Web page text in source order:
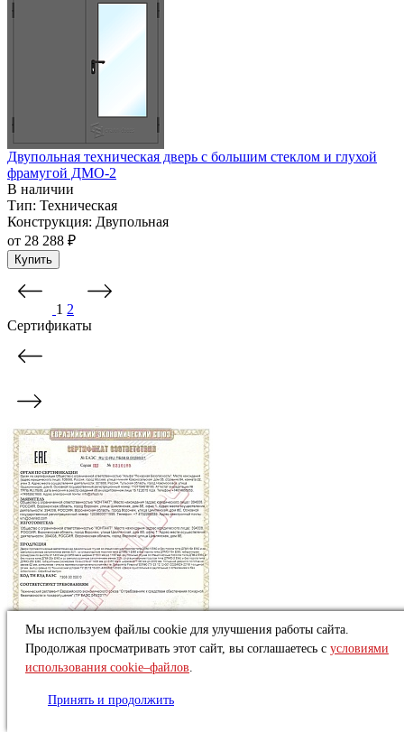
Двупольная техническая дверь c большим стеклом и глухой
фрамугой ДМО-2
В наличии
Тип: Техническая
Конструкция: Двупольная
от 28 288 ₽
Купить
1 2
Сертификаты
Мы используем файлы cookie для улучшения работы сайта.
Продолжая просматривать этот сайт, вы соглашаетесь с условиями
использования cookie–файлов.
Принять и продолжить